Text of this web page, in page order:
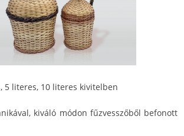
5 literes, 10 literes kivitelben
kiváló módon fűzvesszőből befonott